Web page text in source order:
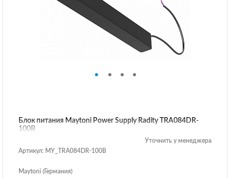
Блок питания Maytoni Power Supply Radity TRA084DR-
100B
Уточнить у менеджера
Артикул: MY_TRA084DR-100B
Maytoni (Германия)